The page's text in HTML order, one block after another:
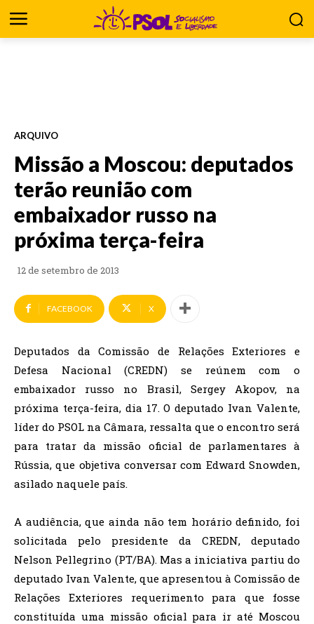
ARQUIVO
Missão a Moscou: deputados
terão reunião com
embaixador russo na
próxima terça-feira
12 de setembro de 2013
FACEBOOK X
Deputados da Comissão de Relações Exteriores e
Defesa Nacional (CREDN) se reúnem com o
embaixador russo no Brasil, Sergey Akopov, na
próxima terça-feira, dia 17. O deputado Ivan Valente,
líder do PSOL na Câmara, ressalta que o encontro será
para tratar da missão oficial de parlamentares à
Rússia, que objetiva conversar com Edward Snowden,
asilado naquele país.
A audiência, que ainda não tem horário definido, foi
solicitada pelo presidente da CREDN, deputado
Nelson Pellegrino (PT/BA). Mas a iniciativa partiu do
deputado Ivan Valente, que apresentou à Comissão de
Relações Exteriores requerimento para que fosse
constituída uma missão oficial para ir até Moscou